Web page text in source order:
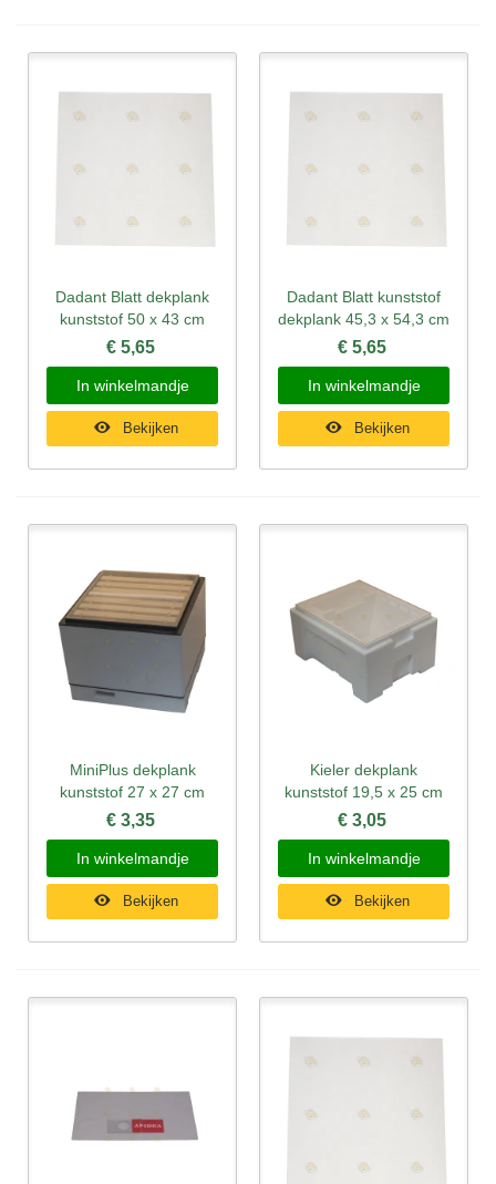
Dadant Blatt dekplank
kunststof 50 x 43 cm
€ 5,65
In winkelmandje
Bekijken
Dadant Blatt kunststof
dekplank 45,3 x 54,3 cm
€ 5,65
In winkelmandje
Bekijken
MiniPlus dekplank
kunststof 27 x 27 cm
€ 3,35
In winkelmandje
Bekijken
Kieler dekplank
kunststof 19,5 x 25 cm
€ 3,05
In winkelmandje
Bekijken